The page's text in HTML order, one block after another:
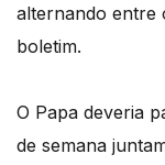
alternando entre
boletim.
O Papa deveria
de semana